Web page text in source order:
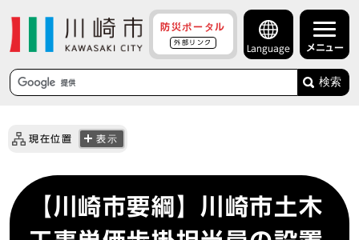
防災ポータル
外部リンク
Language メニュー
検索
現在位置 表示
【川崎市要綱】川崎市土木